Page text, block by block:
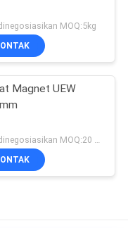
MOQ:5kg
Magnet UEW
Bisa dinegosiasikan MOQ:20 Kilogram/Kilogram